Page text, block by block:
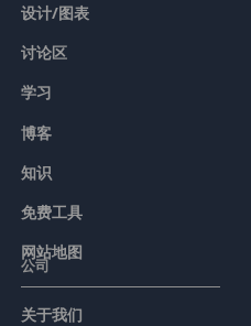
设计/图表
讨论区
学习
博客
知识
免费工具
网站地图
公司
关于我们